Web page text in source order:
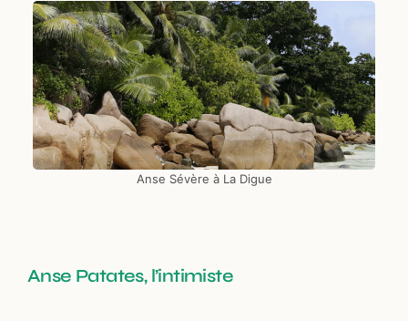
Anse Sévère à La Digue
Anse Patates, l’intimiste